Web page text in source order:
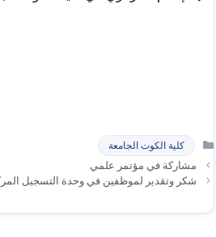
التصنيفات
كلية الكوت الجامعة
مشاركة في مؤتمر علمي
شكر وتقدير لموظفين في وحدة التسجيل